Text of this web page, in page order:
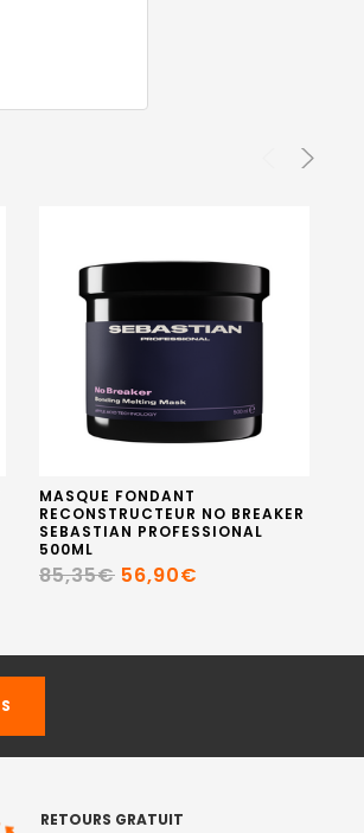
MASQUE FONDANT
RECONSTRUCTEUR NO BREAKER
SEBASTIAN PROFESSIONAL
500ML
85,35€ 56,90€
RETOURS GRATUIT